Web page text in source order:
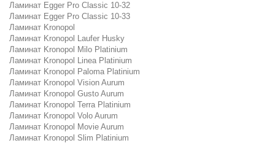
Ламинат Egger Pro Classic 10-32
Ламинат Egger Pro Classic 10-33
Ламинат Kronopol
Ламинат Kronopol Laufer Husky
Ламинат Kronopol Milo Platinium
Ламинат Kronopol Linea Platinium
Ламинат Kronopol Paloma Platinium
Ламинат Kronopol Vision Aurum
Ламинат Kronopol Gusto Aurum
Ламинат Kronopol Terra Platinium
Ламинат Kronopol Volo Aurum
Ламинат Kronopol Movie Aurum
Ламинат Kronopol Slim Platinium